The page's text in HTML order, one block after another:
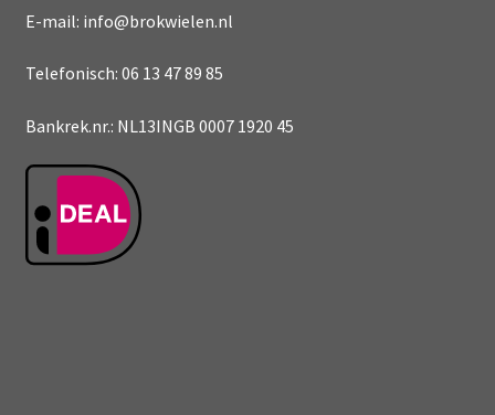
E-mail: info@brokwielen.nl
Telefonisch: 06 13 47 89 85
Bankrek.nr.: NL13INGB 0007 1920 45